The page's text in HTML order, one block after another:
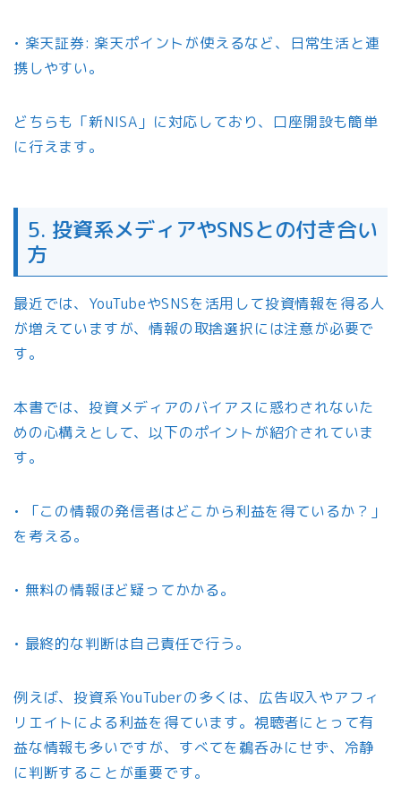
• 楽天証券: 楽天ポイントが使えるなど、日常生活と連
携しやすい。
どちらも「新NISA」に対応しており、口座開設も簡単
に行えます。
5. 投資系メディアやSNSとの付き合い
方
最近では、YouTubeやSNSを活用して投資情報を得る人
が増えていますが、情報の取捨選択には注意が必要で
す。
本書では、投資メディアのバイアスに惑わされないた
めの心構えとして、以下のポイントが紹介されていま
す。
• 「この情報の発信者はどこから利益を得ているか？」
を考える。
• 無料の情報ほど疑ってかかる。
• 最終的な判断は自己責任で行う。
例えば、投資系YouTuberの多くは、広告収入やアフィ
リエイトによる利益を得ています。視聴者にとって有
益な情報も多いですが、すべてを鵜呑みにせず、冷静
に判断することが重要です。